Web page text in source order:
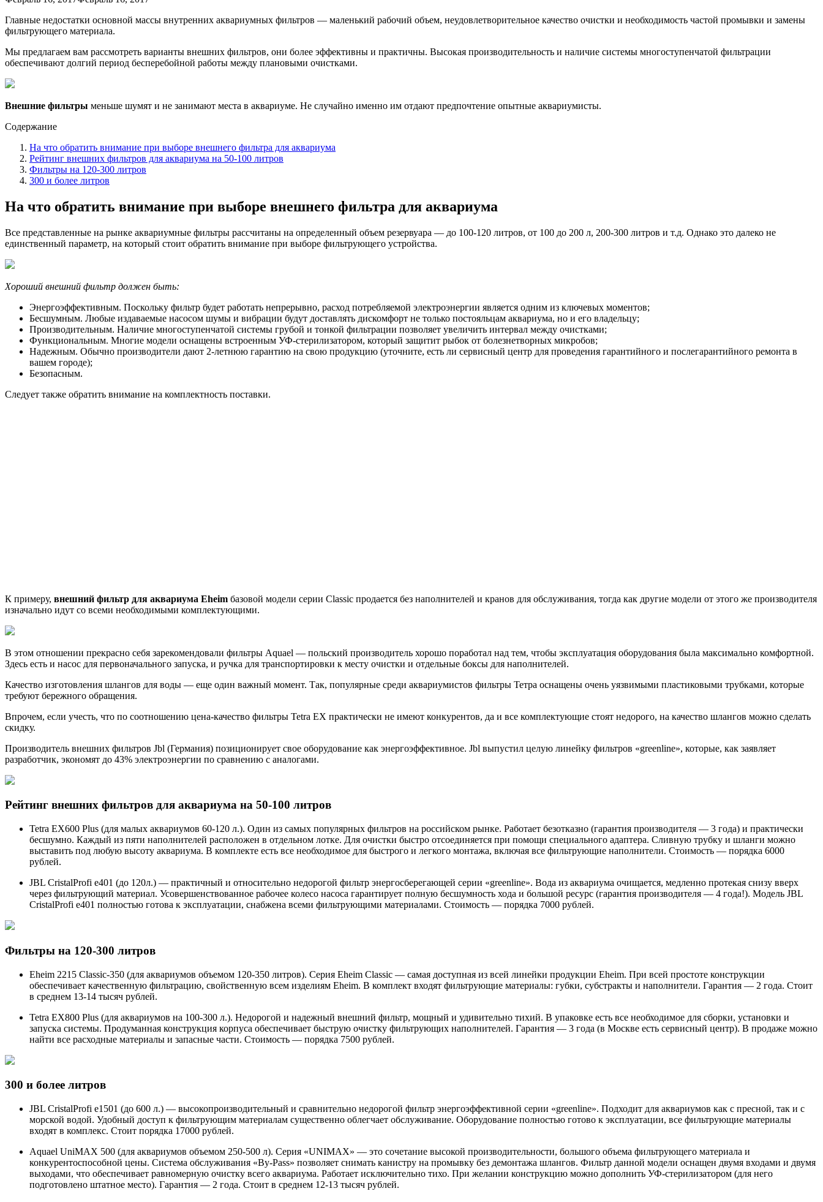
Главные недостатки основной массы внутренних аквариумных фильтров — маленький рабочий объем, неудовлетворительное качество очистки и необходимость частой промывки и замены
фильтрующего материала.
Мы предлагаем вам рассмотреть варианты внешних фильтров, они более эффективны и практичны. Высокая производительность и наличие системы многоступенчатой фильтрации
обеспечивают долгий период бесперебойной работы между плановыми очистками.
Внешние фильтры меньше шумят и не занимают места в аквариуме. Не случайно именно им отдают предпочтение опытные аквариумисты.
Содержание
На что обратить внимание при выборе внешнего фильтра для аквариума
Рейтинг внешних фильтров для аквариума на 50-100 литров
Фильтры на 120-300 литров
300 и более литров
На что обратить внимание при выборе внешнего фильтра для аквариума
Все представленные на рынке аквариумные фильтры рассчитаны на определенный объем резервуара — до 100-120 литров, от 100 до 200 л, 200-300 литров и т.д. Однако это далеко не
единственный параметр, на который стоит обратить внимание при выборе фильтрующего устройства.
Хороший внешний фильтр должен быть:
Энергоэффективным. Поскольку фильтр будет работать непрерывно, расход потребляемой электроэнергии является одним из ключевых моментов;
Бесшумным. Любые издаваемые насосом шумы и вибрации будут доставлять дискомфорт не только постояльцам аквариума, но и его владельцу;
Производительным. Наличие многоступенчатой системы грубой и тонкой фильтрации позволяет увеличить интервал между очистками;
Функциональным. Многие модели оснащены встроенным УФ-стерилизатором, который защитит рыбок от болезнетворных микробов;
Надежным. Обычно производители дают 2-летнюю гарантию на свою продукцию (уточните, есть ли сервисный центр для проведения гарантийного и послегарантийного ремонта в
вашем городе);
Безопасным.
Следует также обратить внимание на комплектность поставки.
К примеру, внешний фильтр для аквариума Eheim базовой модели серии Classic продается без наполнителей и кранов для обслуживания, тогда как другие модели от этого же производителя
изначально идут со всеми необходимыми комплектующими.
В этом отношении прекрасно себя зарекомендовали фильтры Aquael — польский производитель хорошо поработал над тем, чтобы эксплуатация оборудования была максимально комфортной.
Здесь есть и насос для первоначального запуска, и ручка для транспортировки к месту очистки и отдельные боксы для наполнителей.
Качество изготовления шлангов для воды — еще один важный момент. Так, популярные среди аквариумистов фильтры Тетра оснащены очень уязвимыми пластиковыми трубками, которые
требуют бережного обращения.
Впрочем, если учесть, что по соотношению цена-качество фильтры Tetra EX практически не имеют конкурентов, да и все комплектующие стоят недорого, на качество шлангов можно сделать
скидку.
Производитель внешних фильтров Jbl (Германия) позиционирует свое оборудование как энергоэффективное. Jbl выпустил целую линейку фильтров «greenline», которые, как заявляет
разработчик, экономят до 43% электроэнергии по сравнению с аналогами.
Рейтинг внешних фильтров для аквариума на 50-100 литров
Tetra EX600 Plus (для малых аквариумов 60-120 л.). Один из самых популярных фильтров на российском рынке. Работает безотказно (гарантия производителя — 3 года) и практически
бесшумно. Каждый из пяти наполнителей расположен в отдельном лотке. Для очистки быстро отсоединяется при помощи специального адаптера. Сливную трубку и шланги можно
выставить под любую высоту аквариума. В комплекте есть все необходимое для быстрого и легкого монтажа, включая все фильтрующие наполнители. Стоимость — порядка 6000
рублей.
JBL CristalProfi e401 (до 120л.) — практичный и относительно недорогой фильтр энергосберегающей серии «greenline». Вода из аквариума очищается, медленно протекая снизу вверх
через фильтрующий материал. Усовершенствованное рабочее колесо насоса гарантирует полную бесшумность хода и большой ресурс (гарантия производителя — 4 года!). Модель JBL
CristalProfi e401 полностью готова к эксплуатации, снабжена всеми фильтрующими материалами. Стоимость — порядка 7000 рублей.
Фильтры на 120-300 литров
Eheim 2215 Classic-350 (для аквариумов объемом 120-350 литров). Серия Eheim Classic — самая доступная из всей линейки продукции Eheim. При всей простоте конструкции
обеспечивает качественную фильтрацию, свойственную всем изделиям Eheim. В комплект входят фильтрующие материалы: губки, субстракты и наполнители. Гарантия — 2 года. Стоит
в среднем 13-14 тысяч рублей.
Tetra EX800 Plus (для аквариумов на 100-300 л.). Недорогой и надежный внешний фильтр, мощный и удивительно тихий. В упаковке есть все необходимое для сборки, установки и
запуска системы. Продуманная конструкция корпуса обеспечивает быструю очистку фильтрующих наполнителей. Гарантия — 3 года (в Москве есть сервисный центр). В продаже можно
найти все расходные материалы и запасные части. Стоимость — порядка 7500 рублей.
300 и более литров
JBL CristalProfi e1501 (до 600 л.) — высокопроизводительный и сравнительно недорогой фильтр энергоэффективной серии «greenline». Подходит для аквариумов как с пресной, так и с
морской водой. Удобный доступ к фильтрующим материалам существенно облегчает обслуживание. Оборудование полностью готово к эксплуатации, все фильтрующие материалы
входят в комплекс. Стоит порядка 17000 рублей.
Aquael UniMAX 500 (для аквариумов объемом 250-500 л). Серия «UNIMAX» — это сочетание высокой производительности, большого объема фильтрующего материала и
конкурентоспособной цены. Система обслуживания «By-Pass» позволяет снимать канистру на промывку без демонтажа шлангов. Фильтр данной модели оснащен двумя входами и двумя
выходами, что обеспечивает равномерную очистку всего аквариума. Работает исключительно тихо. При желании конструкцию можно дополнить УФ-стерилизатором (для него
подготовлено штатное место). Гарантия — 2 года. Стоит в среднем 12-13 тысяч рублей.